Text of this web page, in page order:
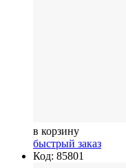
в корзину
быстрый заказ
Код: 85801